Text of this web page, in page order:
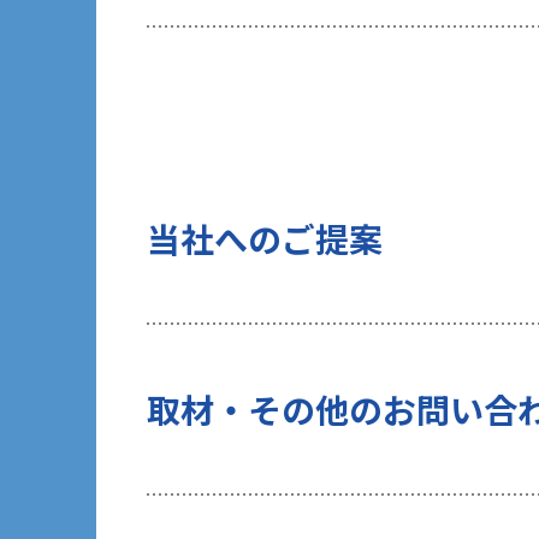
する一部サービスでは、お客様のブ
当社がクッキーを使用する目的は以下
（２）お客様の関心があると考えら
のタイミングでお客様から個人情報
なお、当社WebサイトではGoogle
当社へのご提案
取材・その他のお問い合